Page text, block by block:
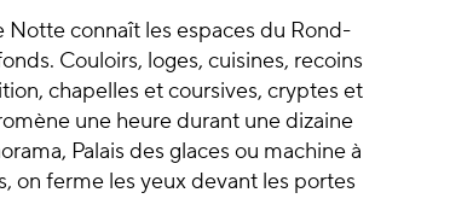
connaît les espaces du Rond-
Couloirs, loges, cuisines, recoins
chapelles et coursives, cryptes et
une heure durant une dizaine
Palais des glaces ou machine à
on ferme les yeux devant les portes